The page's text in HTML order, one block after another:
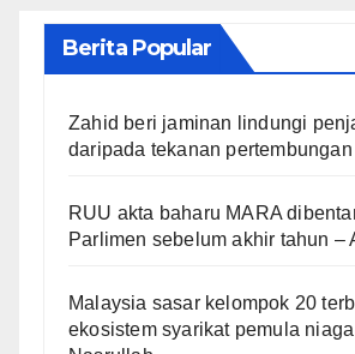
Berita Popular
Zahid beri jaminan lindungi
daripada tekanan
RUU akta baharu MARA
Parlimen sebelum akhir tahun –
Malaysia sasar kelompok 20
ekosistem syarikat pemula niaga